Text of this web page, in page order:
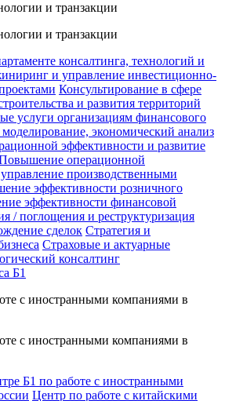
и транзакции
и транзакции
консалтинга, технологий и
и управление инвестиционно-
Консультирование в сфере
и развития территорий
услуги организациям финансового
экономический анализ
эффективности и развитие
операционной
производственными
эффективности розничного
эффективности финансовой
/ поглощения и реструктуризация
сделок Стратегия и
Страховые и актуарные
консалтинг
Б1
с иностранными компаниями в
с иностранными компаниями в
Б1 по работе с иностранными
Центр по работе с китайскими